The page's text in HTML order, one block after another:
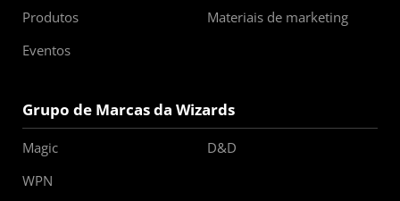
Produtos
Materiais de marketing
Eventos
Grupo de Marcas da Wizards
Magic
D&D
WPN